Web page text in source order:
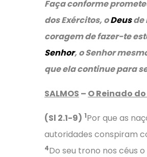
Faça conforme
dos Exércitos, oDeusde
coragem de fazer-te
Senhor, o Senhor
que ela continue para
SALMOS – O Reinado
(Sl 2.1-9) 1Por que as
autoridades conspiram
4Do seu trono nos céus o